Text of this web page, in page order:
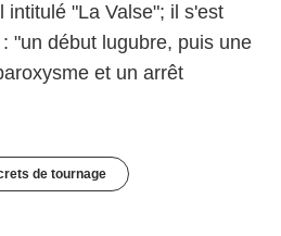
intitulé "La Valse"; il s'est
"un début lugubre, puis une
et un arrêt
de tournage